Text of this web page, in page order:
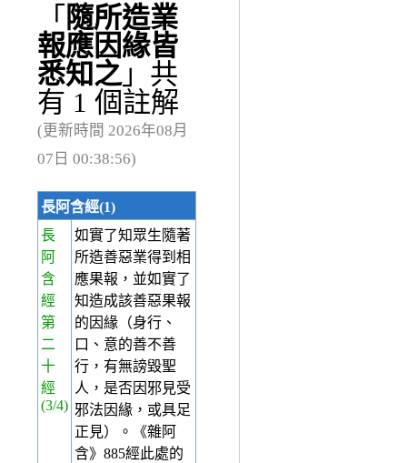
「 隨所造業
報應因緣皆
悉知之」共
有 1 個註解
(更新時間 2026年08月
07日 00:38:56)
長阿含經(1)
長
阿
含
經
第
二
十
經
(3/4)
如實了知眾生隨著
所造善惡業得到相
應果報，並如實了
知造成該善惡果報
的因緣（身行、
口、意的善不善
行，有無謗毀聖
人，是否因邪見受
邪法因緣，或具足
正見）。《雜阿
含》885經此處的